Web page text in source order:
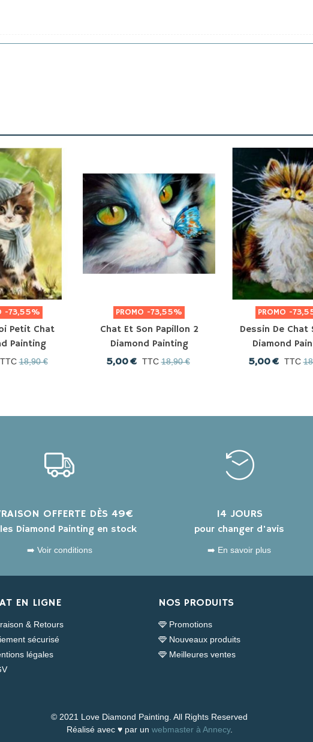
-73,55%
Petit Chat
Painting
TTC 18,90 €
PROMO -73,55%
Chat Et Son Papillon 2
Diamond Painting
5,00 € TTC 18,90 €
PROMO -
Dessin De Chat
Diamond
5,00 € TTC
OFFERTE DÈS 49€
Diamond Painting en stock
➡️ Voir conditions
14 JOURS
pour changer d'avis
➡️ En savoir plus
EN LIGNE
& Retours
sécurisé
légales
NOS PRODUITS
Promotions
Nouveaux produits
Meilleures ventes
© 2021 Love Diamond Painting. All Rights Reserved
Réalisé avec ♥ par un webmaster à Annecy.